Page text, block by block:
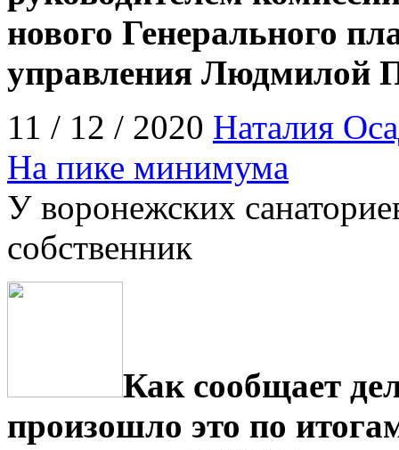
нового Генерального
управления Людмилой
11 / 12 / 2020 Наталия
На пике минимума
У воронежских
собственник
Как сообщает
произошло это по